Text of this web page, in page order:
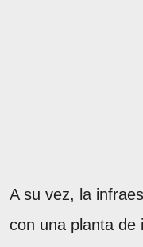
A su vez, la
con una planta de